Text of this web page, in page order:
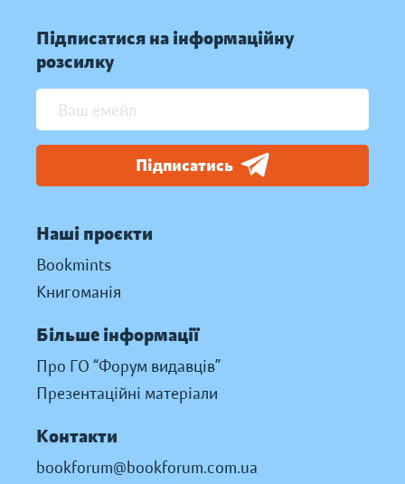
Підписатися на інформаційну
розсилку
Підписатись
Наші проєкти
Bookmints
Книгоманія
Більше інформації
Про ГО “Форум видавців”
Презентаційні матеріали
Контакти
bookforum@bookforum.com.ua